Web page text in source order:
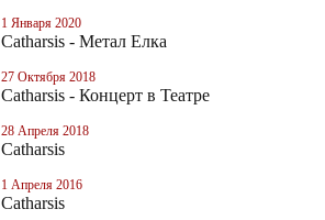
1 Января 2020
Catharsis - Метал Елка
27 Октября 2018
Catharsis - Концерт в Театре
28 Апреля 2018
Catharsis
1 Апреля 2016
Catharsis